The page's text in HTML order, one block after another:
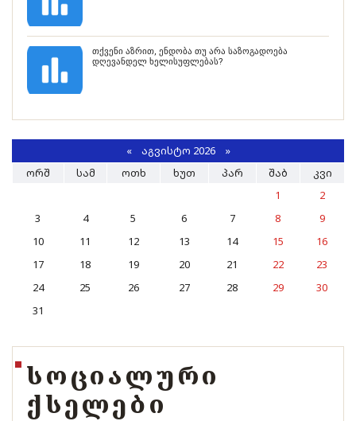
თქვენი აზრით, ენდობა თუ არა საზოგადოება
დღევანდელ ხელისუფლებას?
«ᲐᲒᲕᲘᲡᲢᲝ 2026 »
ᲝᲠᲨ
ᲡᲐᲛ ᲝᲗᲮ ᲮᲣᲗ ᲞᲐᲠ ᲨᲐᲑ
ᲙᲕᲘ
1
2
3
4 5 6 7 8
9
10
11 12 13 14 15
16
17
18 19 20 21 22
23
24
25 26 27 28 29
30
31
ᲡᲝᲪᲘᲐᲚᲣᲠᲘ
ᲥᲡᲔᲚᲔᲑᲘ